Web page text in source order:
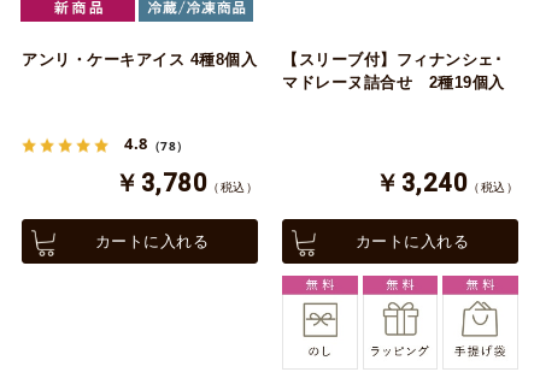
アンリ・ケーキアイス 4種8個入
4.8 （78）
￥3,780 （税込）
カートに入れる
【スリーブ付】フィナンシェ･
マドレーヌ詰合せ 2種19個入
￥3,240 （税込）
カートに入れる